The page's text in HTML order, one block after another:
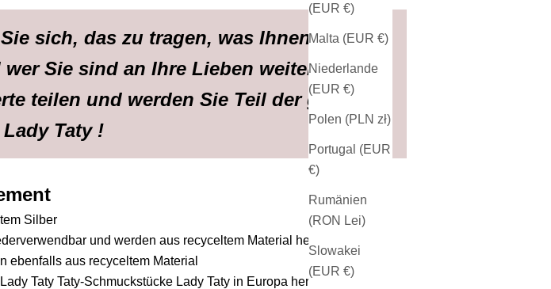
(EUR €)
Malta (EUR €)
Niederlande
(EUR €)
Polen (PLN zł)
Portugal (EUR
€)
Rumänien
(RON Lei)
Slowakei
(EUR €)
sich, das zu tragen, was Ihnen gefällt.
Sie sind an Ihre Lieben weiter.
teilen und werden Sie Teil der großen
Taty !
Silber
und werden aus recyceltem Material hergestellt
ebenfalls aus recyceltem Material
Taty Taty-Schmuckstücke Lady Taty in Europa hergestellt